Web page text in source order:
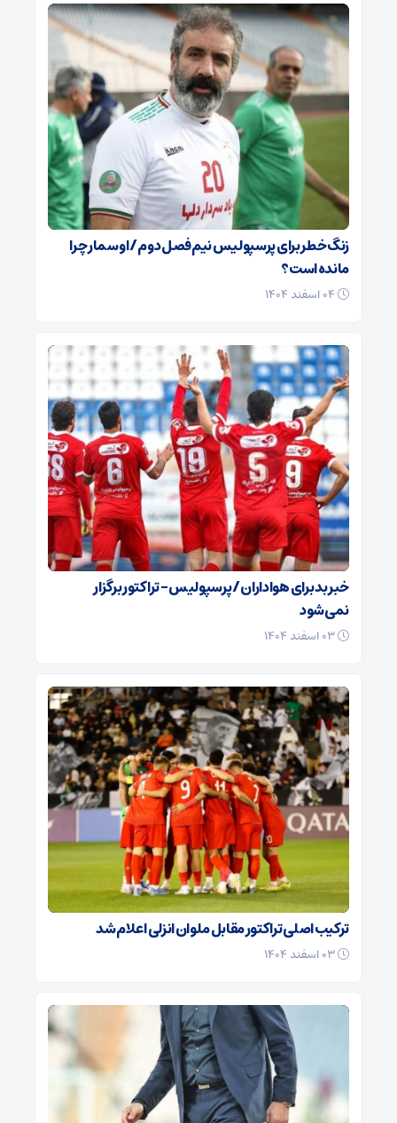
زنگ خطر برای پرسپولیس نیم‌فصل دوم / اوسمار چرا
مانده است؟
خبر بد برای هواداران / پرسپولیس – تراکتور برگزار
نمی‌شود
ترکیب اصلی تراکتور مقابل ملوان انزلی اعلام شد